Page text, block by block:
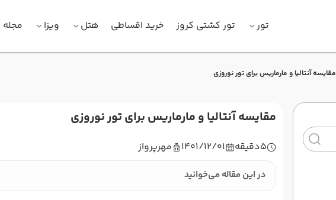
تور تور کشتی کروز خرید اقساطی هتل ویزا
مقایسه آنتالیا و مارماریس برای تور نوروزی
مقایسه آنتالیا و مارماریس برای تور نوروزی
5دقیقه 1401/12/01 مهرپرواز
در این مقاله می‌خوانید